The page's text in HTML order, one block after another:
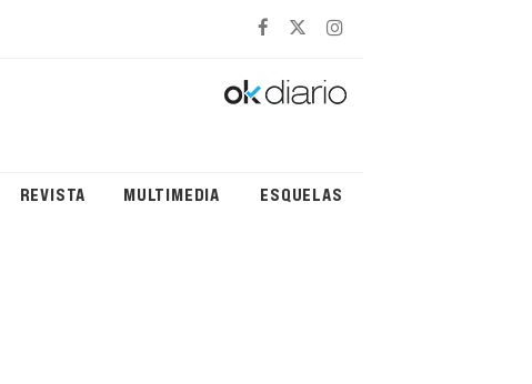
REVISTA MULTIMEDIA ESQUELAS